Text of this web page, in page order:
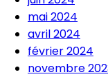
mai 2024
avril 2024
février 2024
novembre